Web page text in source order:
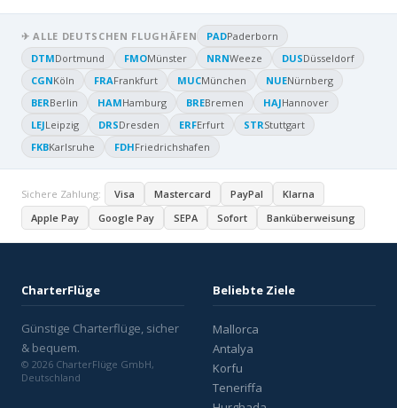
✈ ALLE DEUTSCHEN FLUGHÄFEN PADPaderborn
DTMDortmund FMOMünster NRNWeeze DUSDüsseldorf
CGNKöln FRAFrankfurt MUCMünchen NUENürnberg
BERBerlin HAMHamburg BREBremen HAJHannover
LEJLeipzig DRSDresden ERFErfurt STRStuttgart
FKBKarlsruhe FDHFriedrichshafen
Sichere Zahlung: Visa Mastercard PayPal
Klarna
Apple Pay
Google Pay SEPA Sofort Banküberweisung
CharterFlüge
Günstige Charterflüge, sicher
& bequem.
© 2026 CharterFlüge GmbH,
Deutschland
Beliebte Ziele
Mallorca
Antalya
Korfu
Teneriffa